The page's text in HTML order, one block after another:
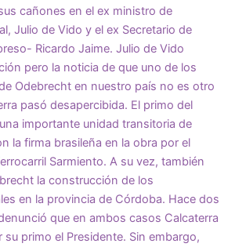
cañones en el ex ministro de
Julio de Vido y el ex Secretario de
Ricardo Jaime. Julio de Vido
pero la noticia de que uno de los
Odebrecht en nuestro país no es otro
pasó desapercibida. El primo del
importante unidad transitoria de
la firma brasileña en la obra por el
Sarmiento. A su vez, también
la construcción de los
en la provincia de Córdoba. Hace dos
que en ambos casos Calcaterra
primo el Presidente. Sin embargo,